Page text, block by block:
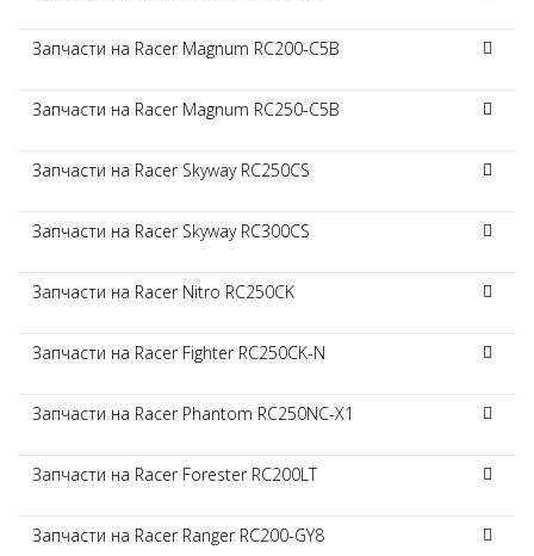
Запчасти на Racer Magnum RC200-C5B
Запчасти на Racer Magnum RC250-C5B
Запчасти на Racer Skyway RC250CS
Запчасти на Racer Skyway RC300CS
Запчасти на Racer Nitro RC250CK
Запчасти на Racer Fighter RC250CK-N
Запчасти на Racer Phantom RC250NC-X1
Запчасти на Racer Forester RC200LT
Запчасти на Racer Ranger RC200-GY8